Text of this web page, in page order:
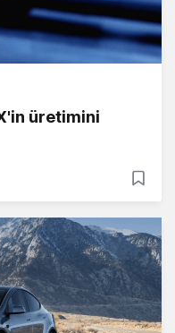
üretimini